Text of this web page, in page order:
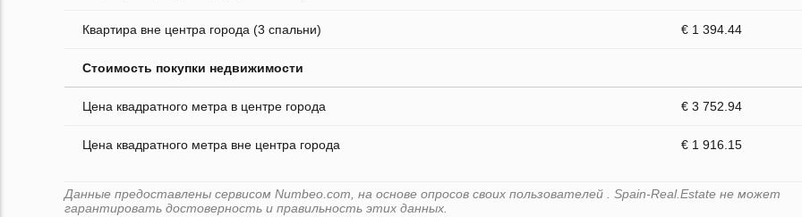
Квартира вне центра города (3 спальни) € 1 394.44
Стоимость покупки недвижимости
Цена квадратного метра в центре города € 3 752.94
Цена квадратного метра вне центра города € 1 916.15
Данные предоставлены сервисом Numbeo.com, на основе опросов своих пользователей . Spain-Real.Estate не может
гарантировать достоверность и правильность этих данных.